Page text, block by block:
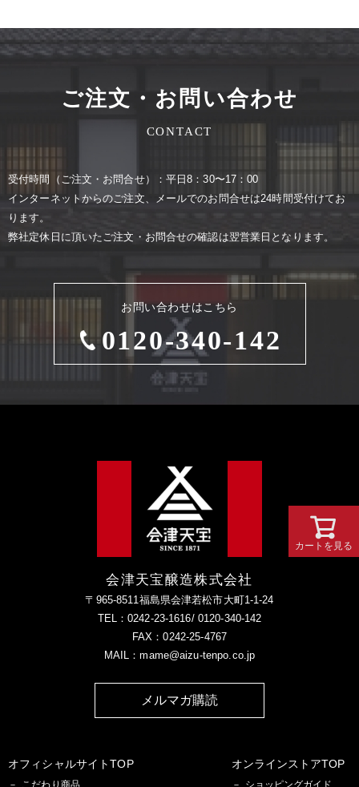
ご注文・お問い合わせ
CONTACT
お問い合わせはこちら
0120-340-142
受付時間（ご注⽂・お問合せ）：平⽇8：30〜17：00
インターネットからのご注⽂、メールでのお問合せは24時間受付けてお
ります。
弊社定休⽇に頂いたご注⽂・お問合せの確認は翌営業⽇となります。
会津天宝醸造株式会社
〒965-8511福島県会津若松市大町1-1-24
TEL：0242-23-1616/ 0120-340-142
FAX：0242-25-4767
MAIL：mame@aizu-tenpo.co.jp
メルマガ購読
オフィシャルサイトTOP
こだわり商品
オンラインストアTOP
ショッピングガイド
カートを見る